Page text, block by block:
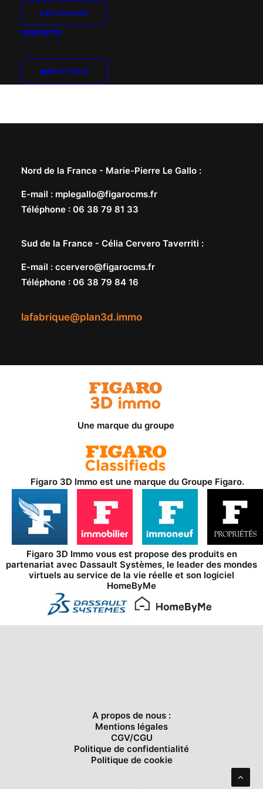
DÉCOUVRIR
CONTACTS
BOUTIQUE
lafabrique@plan3d.immo
Nord de la France - Marie-Pierre Le Gallo :
E-mail : mplegallo@figarocms.fr
Téléphone : 06 38 79 81 33
Sud de la France - Célia Cervero Taverriti :
E-mail : ccervero@figarocms.fr
Téléphone : 06 38 79 84 16
Une marque du groupe
Figaro 3D Immo est une marque du Groupe Figaro.
Figaro 3D Immo vous est propose des produits en
partenariat avec Dassault Systèmes, le leader des mondes
virtuels au service de la vie réelle et son logiciel
HomeByMe
A propos de nous :
Mentions légales
CGV/CGU
Politique de confidentialité
Politique de cookie